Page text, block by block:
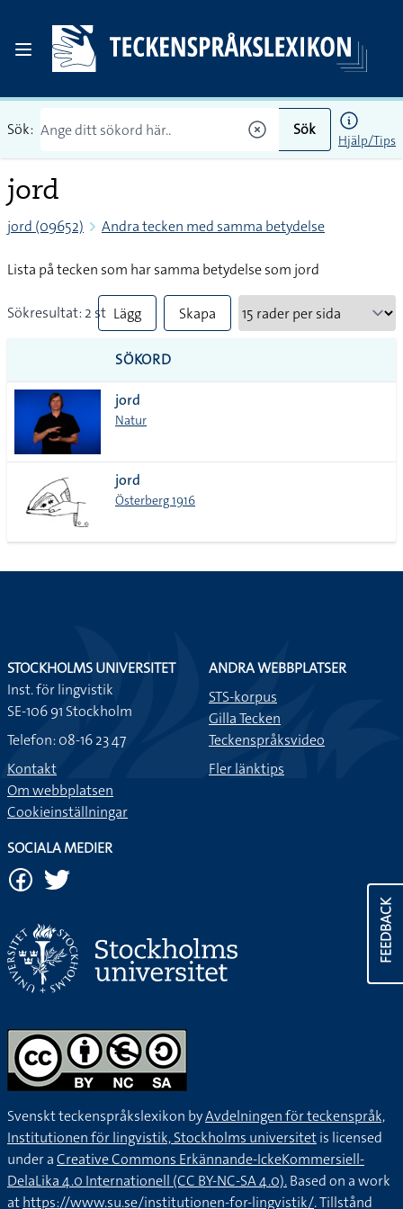
Sök: Sök
Hjälp/Tips
jord
jord (09652) Andra tecken med samma betydelse
Lista på tecken som har samma betydelse som jord
Sökresultat: 2 st Lägg
till
alla i
lista
Skapa
SÖKORD
jord
Natur
jord
Österberg 1916
FEEDBACK
STOCKHOLMS UNIVERSITET
Inst. för lingvistik
SE-106 91 Stockholm
Telefon: 08-16 23 47
Kontakt
Om webbplatsen
Cookieinställningar
ANDRA WEBBPLATSER
STS-korpus
Gilla Tecken
Teckenspråksvideo
Fler länktips
SOCIALA MEDIER
Svenskt teckenspråkslexikon byAvdelningen för teckenspråk,
Institutionen för lingvistik, Stockholms universitetis licensed
under aCreative Commons Erkännande-IckeKommersiell-
DelaLika 4.0 Internationell (CC BY-NC-SA 4.0).Based on a work
athttps://www.su.se/institutionen-for-lingvistik/. Tillstånd